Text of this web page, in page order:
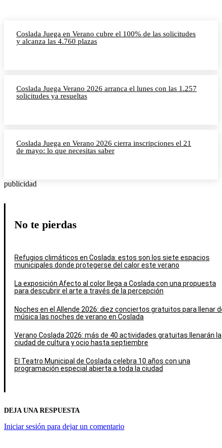
Coslada Juega en Verano cubre el 100% de las solicitudes
y alcanza las 4.760 plazas
Coslada Juega Verano 2026 arranca el lunes con las 1.257
solicitudes ya resueltas
Coslada Juega en Verano 2026 cierra inscripciones el 21
de mayo: lo que necesitas saber
publicidad
No te pierdas
Refugios climáticos en Coslada: estos son los siete espacios
municipales donde protegerse del calor este verano
La exposición Afecto al color llega a Coslada con una propuesta
para descubrir el arte a través de la percepción
Noches en el Allende 2026: diez conciertos gratuitos para llenar
música las noches de verano en Coslada
Verano Coslada 2026: más de 40 actividades gratuitas llenarán la
ciudad de cultura y ocio hasta septiembre
El Teatro Municipal de Coslada celebra 10 años con una
programación especial abierta a toda la ciudad
DEJA UNA RESPUESTA
Iniciar sesión para dejar un comentario